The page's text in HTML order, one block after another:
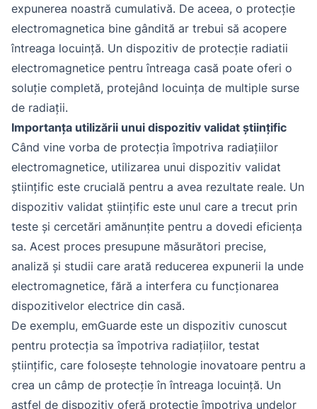
expunerea noastră cumulativă. De aceea, o protecție
electromagnetica bine gândită ar trebui să acopere
întreaga locuință. Un dispozitiv de protecție radiatii
electromagnetice pentru întreaga casă poate oferi o
soluție completă, protejând locuința de multiple surse
de radiații.
Importanța utilizării unui dispozitiv validat științific
Când vine vorba de protecția împotriva radiațiilor
electromagnetice, utilizarea unui dispozitiv validat
științific este crucială pentru a avea rezultate reale. Un
dispozitiv validat științific este unul care a trecut prin
teste și cercetări amănunțite pentru a dovedi eficiența
sa. Acest proces presupune măsurători precise,
analiză și studii care arată reducerea expunerii la unde
electromagnetice, fără a interfera cu funcționarea
dispozitivelor electrice din casă.
De exemplu, emGuarde este un dispozitiv cunoscut
pentru protecția sa împotriva radiațiilor, testat
științific, care folosește tehnologie inovatoare pentru a
crea un câmp de protecție în întreaga locuință. Un
astfel de dispozitiv oferă protecție împotriva undelor